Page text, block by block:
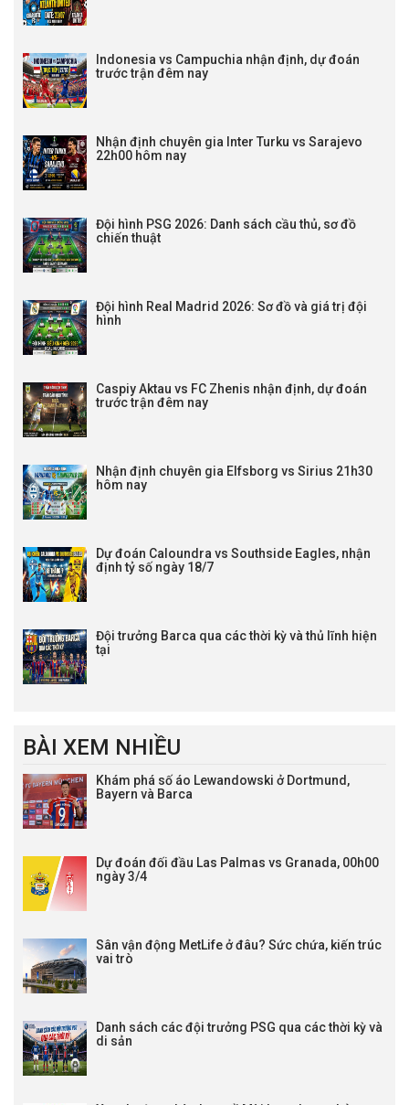
Indonesia vs Campuchia nhận định, dự đoán
trước trận đêm nay
Nhận định chuyên gia Inter Turku vs Sarajevo
22h00 hôm nay
Đội hình PSG 2026: Danh sách cầu thủ, sơ đồ
chiến thuật
Đội hình Real Madrid 2026: Sơ đồ và giá trị đội
hình
Caspiy Aktau vs FC Zhenis nhận định, dự đoán
trước trận đêm nay
Nhận định chuyên gia Elfsborg vs Sirius 21h30
hôm nay
Dự đoán Caloundra vs Southside Eagles, nhận
định tỷ số ngày 18/7
Đội trưởng Barca qua các thời kỳ và thủ lĩnh hiện
tại
BÀI XEM NHIỀU
Khám phá số áo Lewandowski ở Dortmund,
Bayern và Barca
Dự đoán đối đầu Las Palmas vs Granada, 00h00
ngày 3/4
Sân vận động MetLife ở đâu? Sức chứa, kiến trúc
vai trò
Danh sách các đội trưởng PSG qua các thời kỳ và
di sản